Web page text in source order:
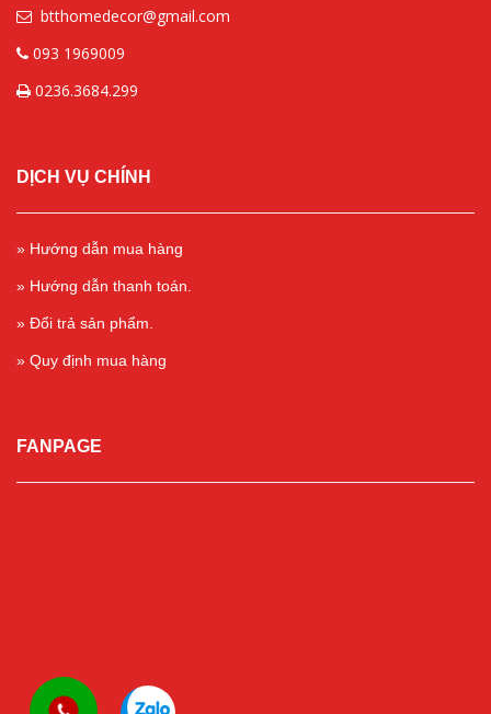
btthomedecor@gmail.com
093 1969009
0236.3684.299
DỊCH VỤ CHÍNH
» Hướng dẫn mua hàng
» Hướng dẫn thanh toán.
» Đổi trả sản phẩm.
» Quy định mua hàng
FANPAGE